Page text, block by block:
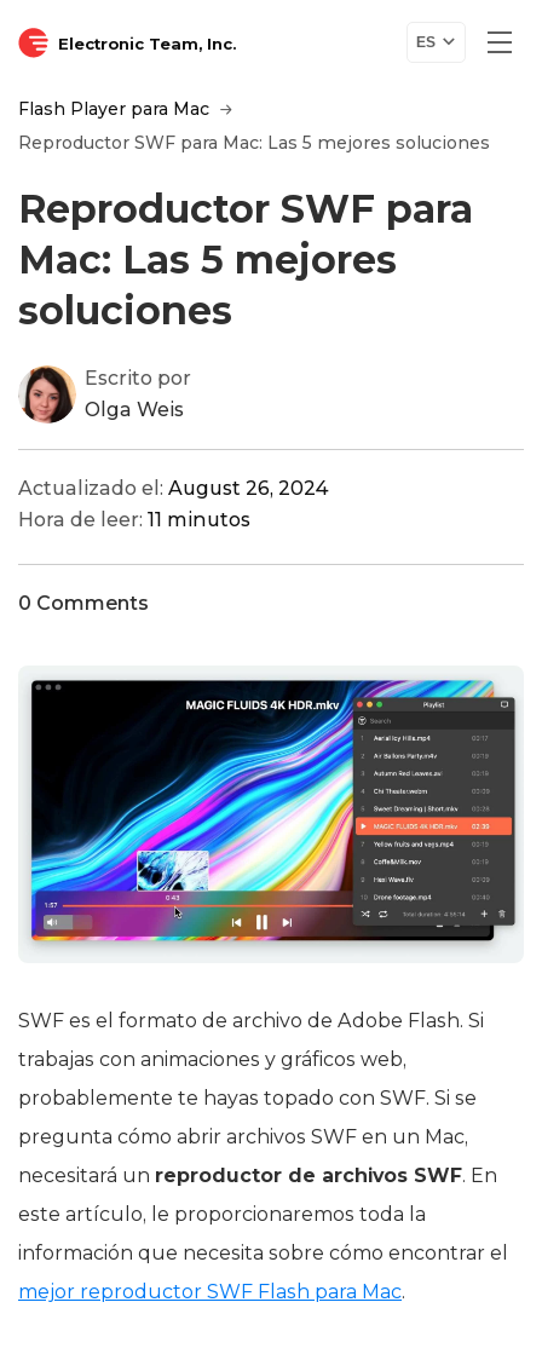
Electronic Team, Inc. ES
Flash Player para Mac
Reproductor SWF para Mac: Las 5 mejores soluciones
Reproductor SWF para
Mac: Las 5 mejores
soluciones
Escrito por
Olga Weis
Actualizado el: August 26, 2024
Hora de leer: 11 minutos
0 Comments
SWF es el formato de archivo de Adobe Flash. Si
trabajas con animaciones y gráficos web,
probablemente te hayas topado con SWF. Si se
pregunta cómo abrir archivos SWF en un Mac,
necesitará un reproductor de archivos SWF. En
este artículo, le proporcionaremos toda la
información que necesita sobre cómo encontrar el
mejor reproductor SWF Flash para Mac.